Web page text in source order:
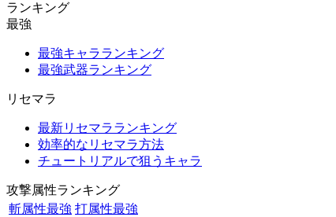
ランキング
最強
最強キャラランキング
最強武器ランキング
リセマラ
最新リセマラランキング
効率的なリセマラ方法
チュートリアルで狙うキャラ
攻撃属性ランキング
斬属性最強 打属性最強